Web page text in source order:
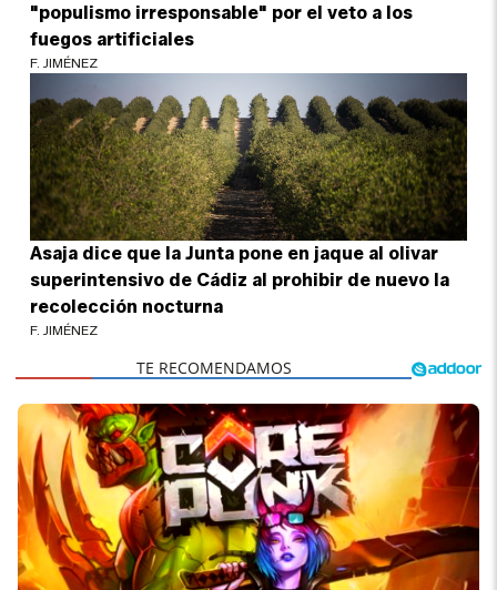
"populismo irresponsable" por el veto a los
fuegos artificiales
F. JIMÉNEZ
Asaja dice que la Junta pone en jaque al olivar
superintensivo de Cádiz al prohibir de nuevo la
recolección nocturna
F. JIMÉNEZ